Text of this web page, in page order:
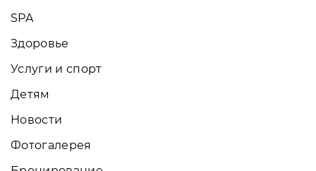
SPA
Здоровье
Услуги и спорт
Детям
Новости
Фотогалерея